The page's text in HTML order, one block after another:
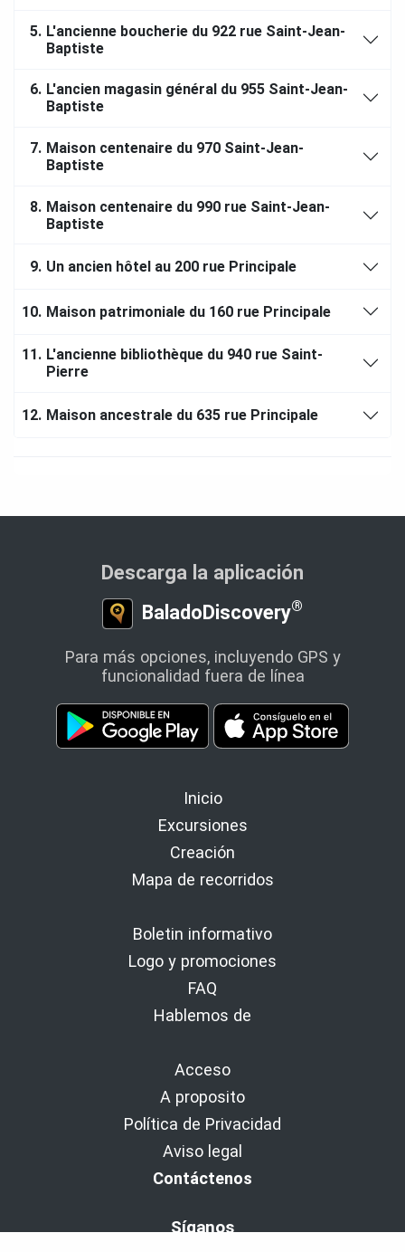
5. L'ancienne boucherie du 922 rue Saint-Jean-
Baptiste
6. L'ancien magasin général du 955 Saint-Jean-
Baptiste
7. Maison centenaire du 970 Saint-Jean-
Baptiste
8. Maison centenaire du 990 rue Saint-Jean-
Baptiste
9. Un ancien hôtel au 200 rue Principale
10. Maison patrimoniale du 160 rue Principale
11. L'ancienne bibliothèque du 940 rue Saint-
Pierre
12. Maison ancestrale du 635 rue Principale
Descarga la aplicación
BaladoDiscovery®
Para más opciones, incluyendo GPS y
funcionalidad fuera de línea
Inicio
Excursiones
Creación
Mapa de recorridos
Boletin informativo
Logo y promociones
FAQ
Hablemos de
Acceso
A proposito
Política de Privacidad
Aviso legal
Contáctenos
Síganos